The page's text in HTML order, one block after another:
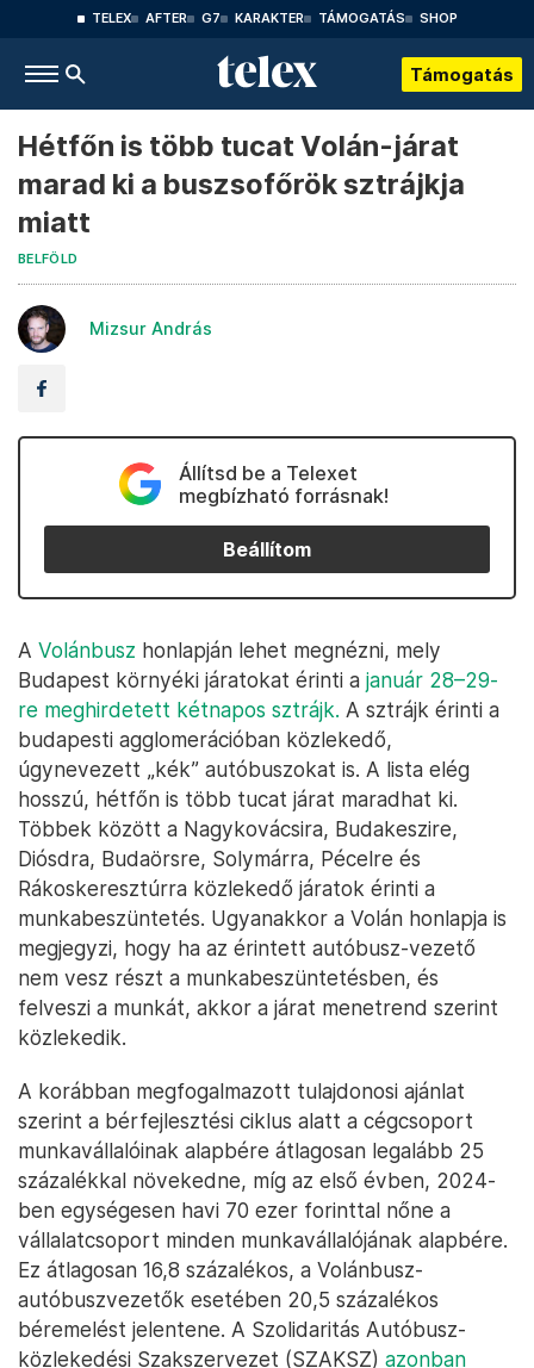
TELEX AFTER G7 KARAKTER TÁMOGATÁS SHOP
Támogatás
Hétfőn is több tucat Volán-járat
marad ki a buszsofőrök sztrájkja
miatt
BELFÖLD
Mizsur András
Állítsd be a Telexet
megbízható forrásnak!
Beállítom
A Volánbusz honlapján lehet megnézni, mely
Budapest környéki járatokat érinti a január 28–29-
re meghirdetett kétnapos sztrájk. A sztrájk érinti a
budapesti agglomerációban közlekedő,
úgynevezett „kék” autóbuszokat is. A lista elég
hosszú, hétfőn is több tucat járat maradhat ki.
Többek között a Nagykovácsira, Budakeszire,
Diósdra, Budaörsre, Solymárra, Pécelre és
Rákoskeresztúrra közlekedő járatok érinti a
munkabeszüntetés. Ugyanakkor a Volán honlapja is
megjegyzi, hogy ha az érintett autóbusz-vezető
nem vesz részt a munkabeszüntetésben, és
felveszi a munkát, akkor a járat menetrend szerint
közlekedik.
A korábban megfogalmazott tulajdonosi ajánlat
szerint a bérfejlesztési ciklus alatt a cégcsoport
munkavállalóinak alapbére átlagosan legalább 25
százalékkal növekedne, míg az első évben, 2024-
ben egységesen havi 70 ezer forinttal nőne a
vállalatcsoport minden munkavállalójának alapbére.
Ez átlagosan 16,8 százalékos, a Volánbusz-
autóbuszvezetők esetében 20,5 százalékos
béremelést jelentene. A Szolidaritás Autóbusz-
közlekedési Szakszervezet (SZAKSZ) azonban